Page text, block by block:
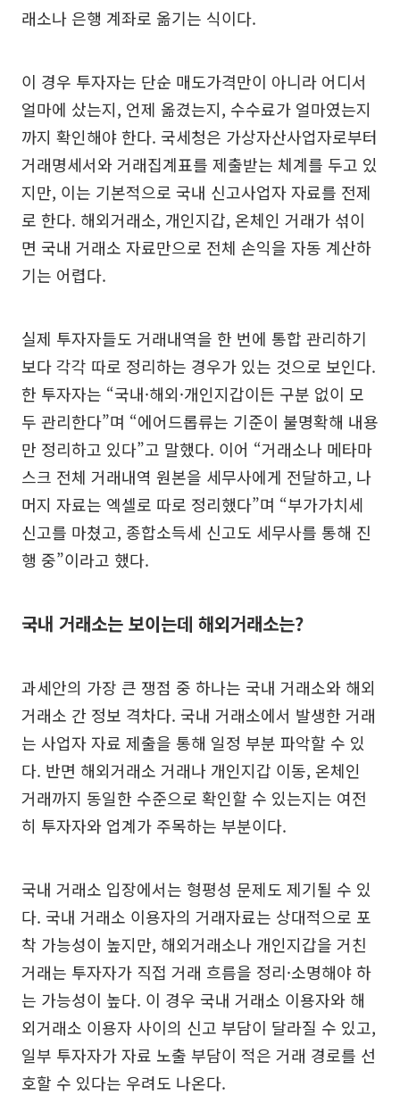
래소나 은행 계좌로 옮기는 식이다.
이 경우 투자자는 단순 매도가격만이 아니라 어디서
얼마에 샀는지, 언제 옮겼는지, 수수료가 얼마였는지
까지 확인해야 한다. 국세청은 가상자산사업자로부터
거래명세서와 거래집계표를 제출받는 체계를 두고 있
지만, 이는 기본적으로 국내 신고사업자 자료를 전제
로 한다. 해외거래소, 개인지갑, 온체인 거래가 섞이
면 국내 거래소 자료만으로 전체 손익을 자동 계산하
기는 어렵다.
실제 투자자들도 거래내역을 한 번에 통합 관리하기
보다 각각 따로 정리하는 경우가 있는 것으로 보인다.
한 투자자는 “국내·해외·개인지갑이든 구분 없이 모
두 관리한다”며 “에어드롭류는 기준이 불명확해 내용
만 정리하고 있다”고 말했다. 이어 “거래소나 메타마
스크 전체 거래내역 원본을 세무사에게 전달하고, 나
머지 자료는 엑셀로 따로 정리했다”며 “부가가치세
신고를 마쳤고, 종합소득세 신고도 세무사를 통해 진
행 중”이라고 했다.
국내 거래소는 보이는데 해외거래소는?
과세안의 가장 큰 쟁점 중 하나는 국내 거래소와 해외
거래소 간 정보 격차다. 국내 거래소에서 발생한 거래
는 사업자 자료 제출을 통해 일정 부분 파악할 수 있
다. 반면 해외거래소 거래나 개인지갑 이동, 온체인
거래까지 동일한 수준으로 확인할 수 있는지는 여전
히 투자자와 업계가 주목하는 부분이다.
국내 거래소 입장에서는 형평성 문제도 제기될 수 있
다. 국내 거래소 이용자의 거래자료는 상대적으로 포
착 가능성이 높지만, 해외거래소나 개인지갑을 거친
거래는 투자자가 직접 거래 흐름을 정리·소명해야 하
는 가능성이 높다. 이 경우 국내 거래소 이용자와 해
외거래소 이용자 사이의 신고 부담이 달라질 수 있고,
일부 투자자가 자료 노출 부담이 적은 거래 경로를 선
호할 수 있다는 우려도 나온다.